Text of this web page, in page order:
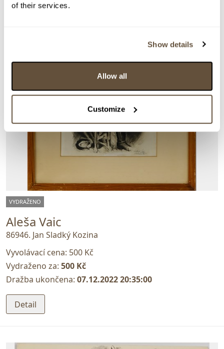
of their services.
Show details
Allow all
Customize
VYDRAŽENO
Aleša Vaic
86946. Jan Sladký Kozina
Vyvolávací cena: 500 Kč
Vydraženo za: 500 Kč
Dražba ukončena: 07.12.2022 20:35:00
Detail